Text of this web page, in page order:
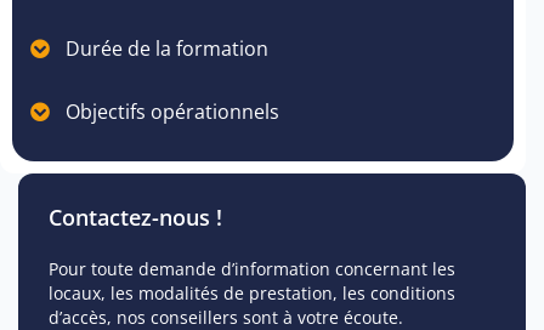
Durée de la formation
Objectifs opérationnels
Contactez-nous !
Pour toute demande d’information concernant les
locaux, les modalités de prestation, les conditions
d’accès, nos conseillers sont à votre écoute.